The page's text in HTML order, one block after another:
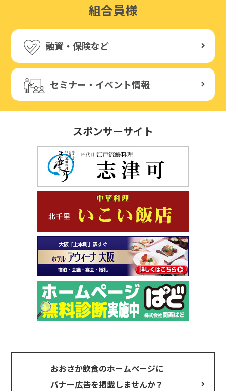
組合員様
融資・保険など
セミナー・イベント情報
スポンサーサイト
おおさか飲食のホームページに
バナー広告を掲載しませんか？